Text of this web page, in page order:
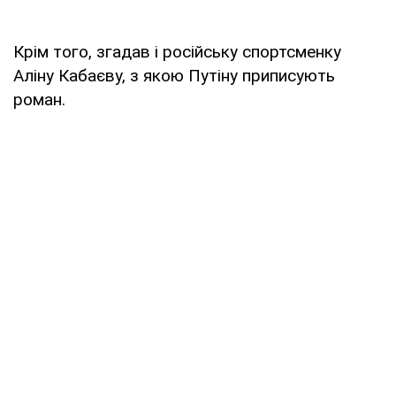
Крім того, згадав і російську спортсменку
Аліну Кабаєву, з якою Путіну приписують
роман.